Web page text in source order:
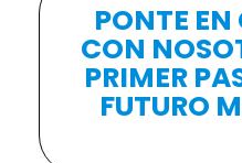
PONTE
CON
PRIMER
FUTURO